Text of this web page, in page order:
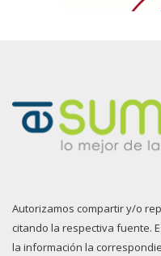
Autorizamos compartir y/o
citando la respectiva fuente.
la información la